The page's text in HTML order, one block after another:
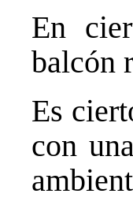
En
balcón
Es
con